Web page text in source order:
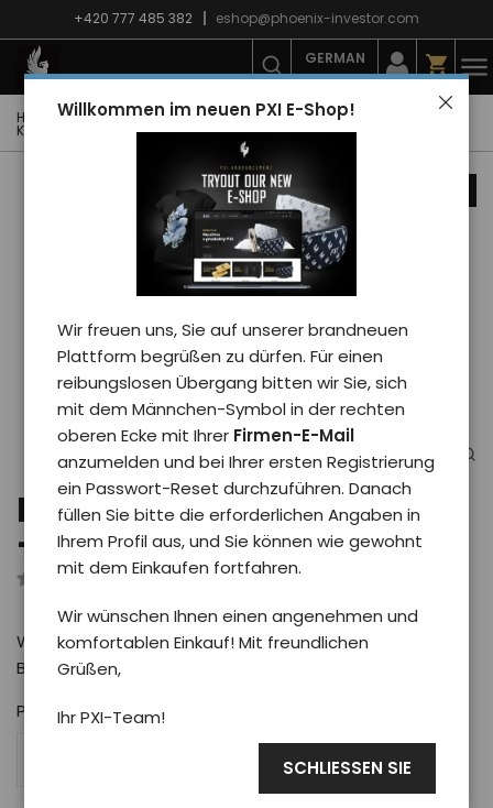
Willkommen im neuen PXI E-Shop!
Wir freuen uns, Sie auf unserer brandneuen
Plattform begrüßen zu dürfen. Für einen
reibungslosen Übergang bitten wir Sie, sich
mit dem Männchen-Symbol in der rechten
oberen Ecke mit Ihrer Firmen-E-Mail
anzumelden und bei Ihrer ersten Registrierung
ein Passwort-Reset durchzuführen. Danach
füllen Sie bitte die erforderlichen Angaben in
Ihrem Profil aus, und Sie können wie gewohnt
mit dem Einkaufen fortfahren.
Wir wünschen Ihnen einen angenehmen und
komfortablen Einkauf! Mit freundlichen
Grüßen,
Ihr PXI-Team!
SCHLIESSEN SIE
+420 777 485 382 eshop@phoenix-investor.com
GERMAN
Hauptseite E-shop Mode T-Shirts
Kinder-T-Shirts
Kinderbody PXI BALOON - kid/weiß
Kinderbody PXI BALOON
- kid/weiß
Weicher und bequemer Baby-Body mit Phoenix-Motiv
BALOON
Pro koho